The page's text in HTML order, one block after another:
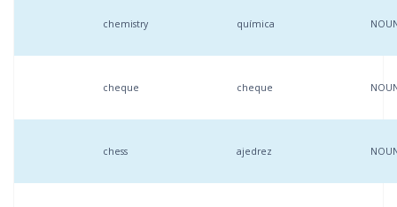
chemistry química
cheque cheque
chess ajedrez